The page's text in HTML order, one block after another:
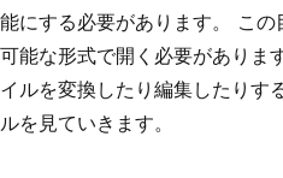
能にする必要があります。 こ
可能な形式で開く必要がありま
イルを変換したり編集したりす
ルを見ていきます。